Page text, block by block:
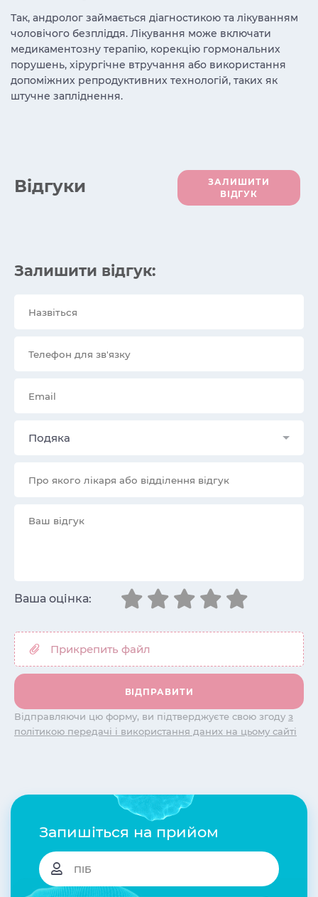
Так, андролог займається діагностикою та лікуванням
чоловічого безпліддя. Лікування може включати
медикаментозну терапію, корекцію гормональних
порушень, хірургічне втручання або використання
допоміжних репродуктивних технологій, таких як
штучне запліднення.
Вiдгуки
ЗАЛИШИТИ
ВІДГУК
Залишити відгук:
Подяка
Ваша оцінка:
Відправляючи цю форму, ви підтверджуєте свою згоду з
політикою передачі і використання даних на цьому сайті
Запишіться на прийом